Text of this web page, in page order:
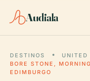
Audiala
DESTINOS UNITED
BORE STONE,
EDIMBURGO